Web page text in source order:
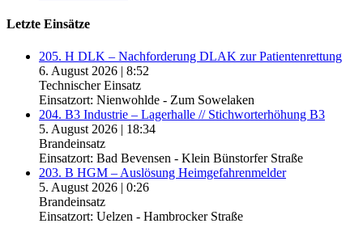
Letzte Einsätze
205. H DLK – Nachforderung DLAK zur Patientenrettung
6. August 2026 | 8:52
Technischer Einsatz
Einsatzort: Nienwohlde - Zum Sowelaken
204. B3 Industrie – Lagerhalle // Stichworterhöhung B3
5. August 2026 | 18:34
Brandeinsatz
Einsatzort: Bad Bevensen - Klein Bünstorfer Straße
203. B HGM – Auslösung Heimgefahrenmelder
5. August 2026 | 0:26
Brandeinsatz
Einsatzort: Uelzen - Hambrocker Straße